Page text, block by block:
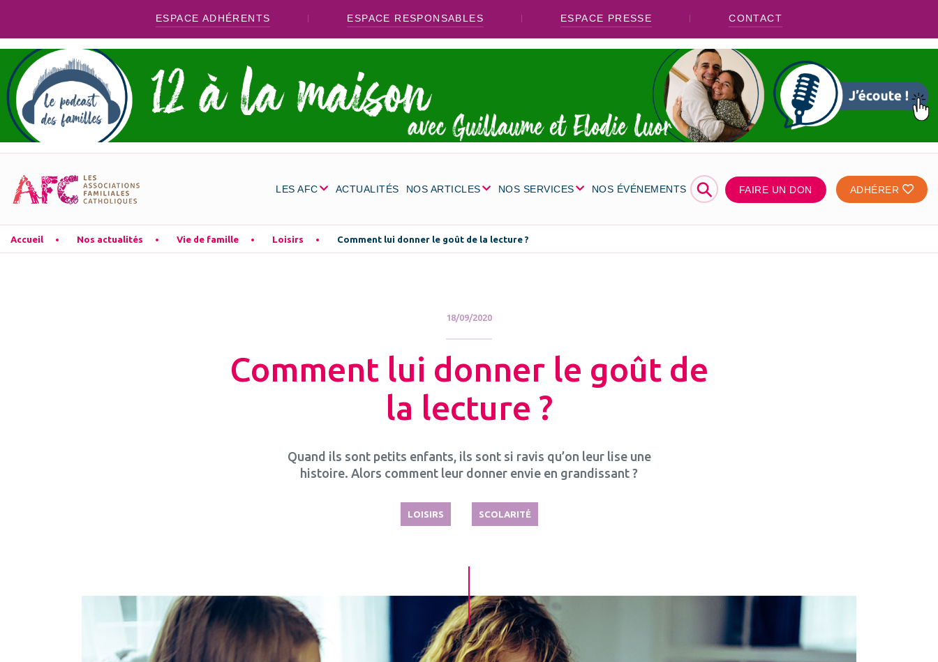
ESPACE ADHÉRENTS ESPACE RESPONSABLES ESPACE PRESSE CONTACT
LES AFC ACTUALITÉS NOS ARTICLES NOS SERVICES NOS ÉVÉNEMENTS ⚲ FAIRE UN DON ADHÉRER
Accueil Nos actualités Vie de famille Loisirs Comment lui donner le goût de la lecture ?
18/09/2020
Comment lui donner le goût de
la lecture ?
Quand ils sont petits enfants, ils sont si ravis qu’on leur lise une
histoire. Alors comment leur donner envie en grandissant ?
LOISIRS SCOLARITÉ